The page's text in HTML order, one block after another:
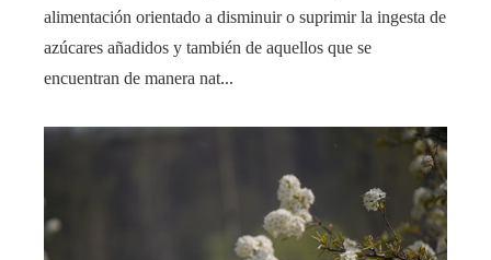
alimentación orientado a disminuir o suprimir la ingesta de
azúcares añadidos y también de aquellos que se
encuentran de manera nat...